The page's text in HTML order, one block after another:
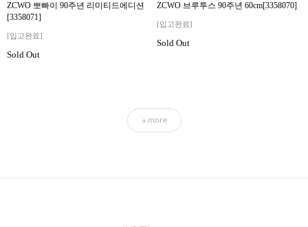
ZCWO 뽀빠이 90주년 리미티드에디션
[3358071]
[입고완료]
Sold Out
ZCWO 브루투스 90주년 60cm[3358070]
[입고완료]
Sold Out
+ more